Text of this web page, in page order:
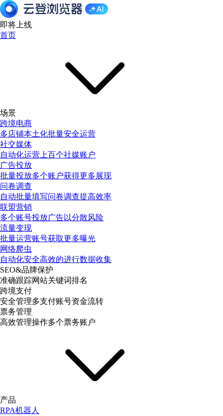
即将上线
首页
场景
跨境电商
多店铺本土化批量安全运营
社交媒体
自动化运营上百个社媒账户
广告投放
批量投放多个账户获得更多展现
问卷调查
自动批量填写问卷调查提高效率
联盟营销
多个账号投放广告以分散风险
流量变现
批量运营账号获取更多曝光
网络爬虫
自动化安全高效的进行数据收集
SEO&品牌保护
准确跟踪网站关键词排名
跨境支付
安全管理多支付账号资金流转
票务管理
高效管理操作多个票务账户
产品
RPA机器人